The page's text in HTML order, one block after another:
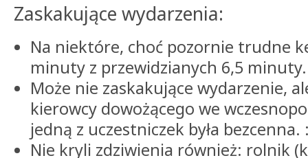
Zaskakujące wydarzenia:
Na niektóre, choć pozornie trudne
minuty z przewidzianych 6,5 minuty.
Może nie zaskakujące wydarzenie,
kierowcy dowożącego we
jedną z uczestniczek była bezcenna.
Nie kryli zdziwienia również: rolnik